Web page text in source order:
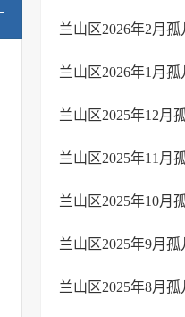
兰山区2026年2月
兰山区2026年1月
兰山区2025年12月
兰山区2025年11月
兰山区2025年10月
兰山区2025年9月
兰山区2025年8月